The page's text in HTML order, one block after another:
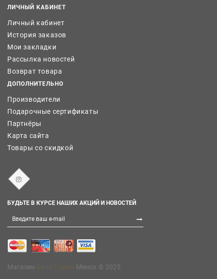
ЛИЧНЫЙ КАБИНЕТ
Личный кабинет
История заказов
Мои закладки
Рассылка новостей
Возврат товара
ДОПОЛНИТЕЛЬНО
Производители
Подарочные сертификаты
Партнёры
Карта сайта
Товары со скидкой
БУДЬТЕ В КУРСЕ НАШИХ АКЦИЙ И НОВОСТЕЙ
Магазин Минск © 2025